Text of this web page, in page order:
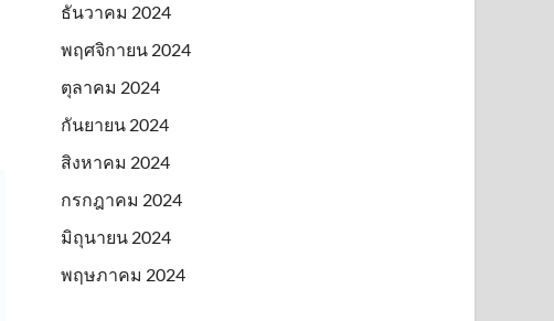
ธันวาคม 2024
พฤศจิกายน 2024
ตุลาคม 2024
กันยายน 2024
สิงหาคม 2024
กรกฎาคม 2024
มิถุนายน 2024
พฤษภาคม 2024